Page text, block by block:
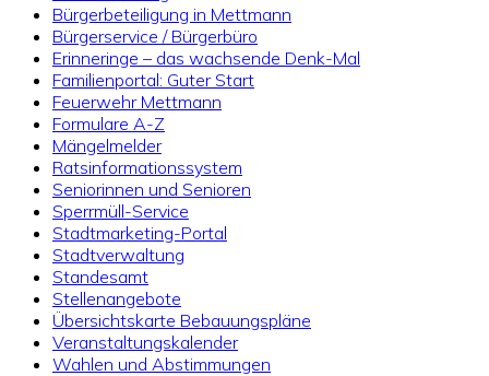
Bürgerbeteiligung in Mettmann
Bürgerservice / Bürgerbüro
Erinneringe – das wachsende Denk-Mal
Familienportal: Guter Start
Feuerwehr Mettmann
Formulare A-Z
Mängelmelder
Ratsinformationssystem
Seniorinnen und Senioren
Sperrmüll-Service
Stadtmarketing-Portal
Stadtverwaltung
Standesamt
Stellenangebote
Übersichtskarte Bebauungspläne
Veranstaltungskalender
Wahlen und Abstimmungen